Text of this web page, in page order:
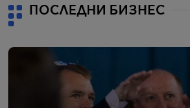
ПОСЛЕДНИ БИЗНЕС